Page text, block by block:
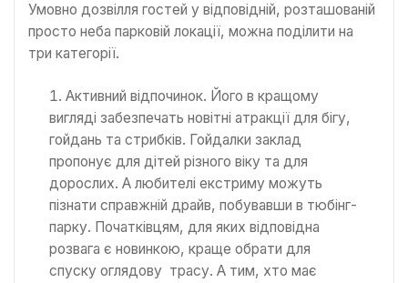
Умовно дозвілля гостей у відповідній, розташованій
просто неба парковій локації, можна поділити на
три категорії.
Активний відпочинок. Його в кращому
вигляді забезпечать новітні атракції для бігу,
гойдань та стрибків. Гойдалки заклад
пропонує для дітей різного віку та для
дорослих. А любителі екстриму можуть
пізнати справжній драйв, побувавши в тюбінг-
парку. Початківцям, для яких відповідна
розвага є новинкою, краще обрати для
спуску оглядову трасу. А тим, хто має